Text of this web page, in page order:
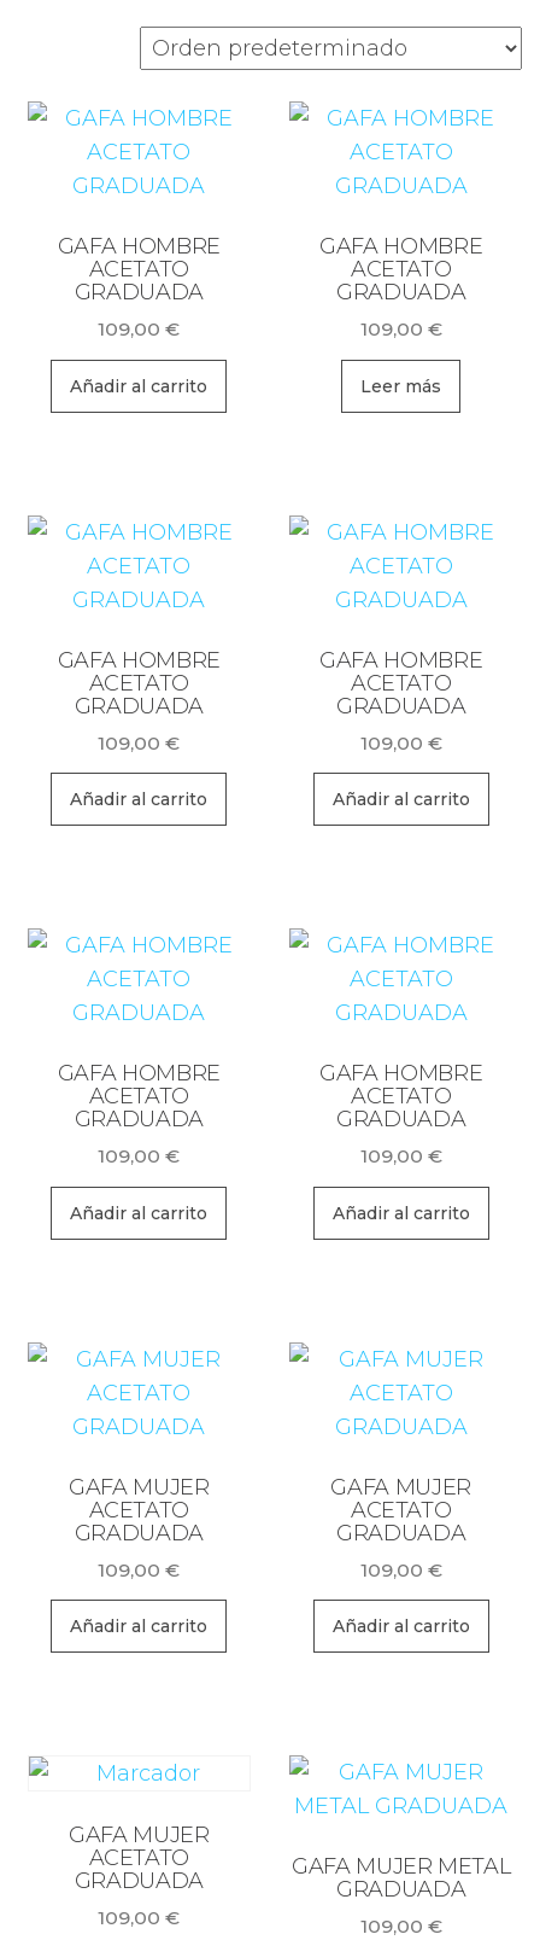
GAFA HOMBRE
ACETATO
GRADUADA
109,00€
Añadir al carrito
GAFA HOMBRE
ACETATO
GRADUADA
109,00 €
Leer más
GAFA HOMBRE
ACETATO
GRADUADA
109,00€
Añadir al carrito
GAFA HOMBRE
ACETATO
GRADUADA
109,00 €
Añadir al carrito
GAFA HOMBRE
ACETATO
GRADUADA
109,00€
Añadir al carrito
GAFA HOMBRE
ACETATO
GRADUADA
109,00 €
Añadir al carrito
GAFA MUJER
ACETATO
GRADUADA
109,00€
Añadir al carrito
GAFA MUJER
ACETATO
GRADUADA
109,00 €
Añadir al carrito
GAFA MUJER
ACETATO
GRADUADA
109,00€
GAFA MUJER METAL
GRADUADA
109,00 €